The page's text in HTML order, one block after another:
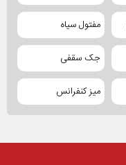
مفتول سیاه
جک سقفی
میز کنفرانس